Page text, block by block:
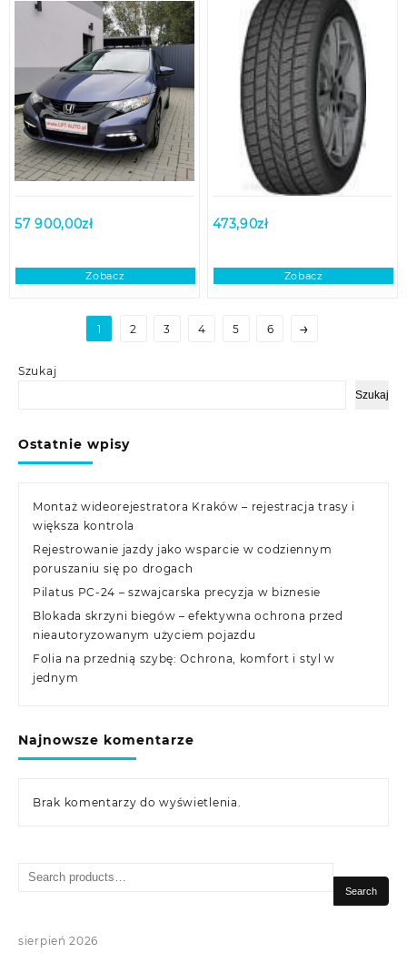
Szukaj
Szukaj
Ostatnie wpisy
Montaż wideorejestratora Kraków – rejestracja trasy i
większa kontrola
Rejestrowanie jazdy jako wsparcie w codziennym
poruszaniu się po drogach
Pilatus PC-24 – szwajcarska precyzja w biznesie
Blokada skrzyni biegów – efektywna ochrona przed
nieautoryzowanym użyciem pojazdu
Folia na przednią szybę: Ochrona, komfort i styl w
jednym
Najnowsze komentarze
Brak komentarzy do wyświetlenia.
57 900,00zł
Zobacz
473,90zł
Zobacz
1 2 3 4 5 6 →
Search
Search
sierpień 2026